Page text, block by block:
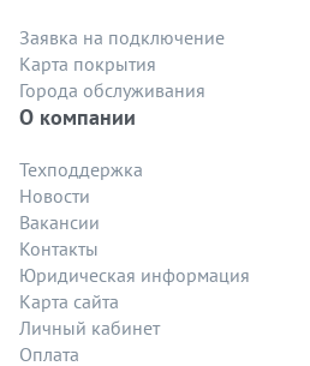
Заявка на подключение
Карта покрытия
Города обслуживания
О компании
Техподдержка
Новости
Вакансии
Контакты
Юридическая информация
Карта сайта
Личный кабинет
Оплата